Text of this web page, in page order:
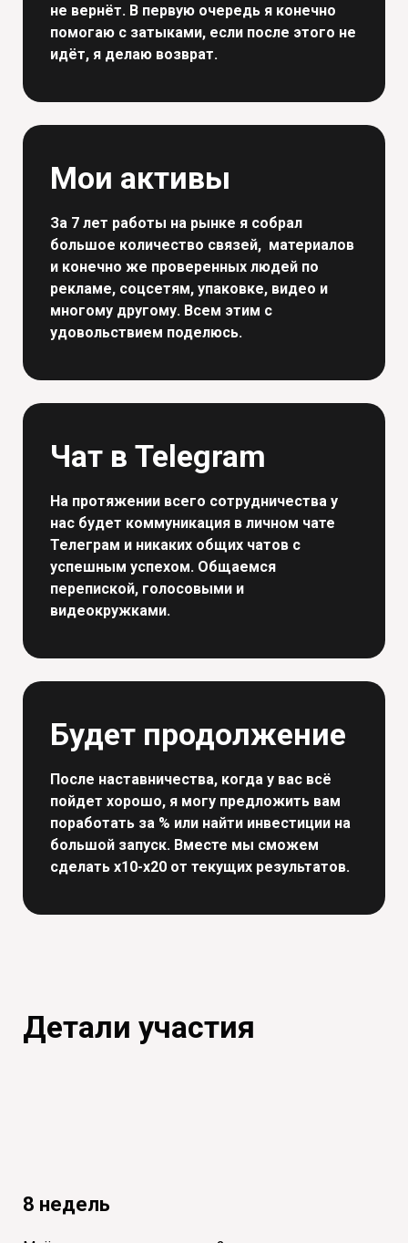
не вернёт. В первую очередь я конечно
помогаю с затыками, если после этого не
идёт, я делаю возврат.
Мои активы
За 7 лет работы на рынке я собрал
большое количество связей, материалов
и конечно же проверенных людей по
рекламе, соцсетям, упаковке, видео и
многому другому. Всем этим с
удовольствием поделюсь.
Чат в Telegram
На протяжении всего сотрудничества у
нас будет коммуникация в личном чате
Телеграм и никаких общих чатов с
успешным успехом. Общаемся
перепиской, голосовыми и
видеокружками.
Будет продолжение
После наставничества, когда у вас всё
пойдет хорошо, я могу предложить вам
поработать за % или найти инвестиции на
большой запуск. Вместе мы сможем
сделать х10-х20 от текущих результатов.
Детали участия
8 недель